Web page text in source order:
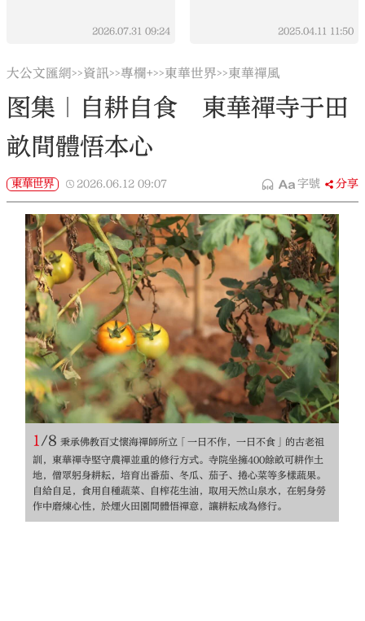
2026.07.31 09:24 2025.04.11 11:50
大公文匯網>>資訊>>專欄+>>東華世界>>東華禪風
图集｜自耕自食 東華禪寺于田
畝間體悟本心
東華世界 2026.06.12 09:07 字號 分享
1/8 秉承佛教百丈懷海禪師所立「一日不作，一日不食」的古老祖
訓，東華禪寺堅守農禪並重的修行方式。寺院坐擁400餘畝可耕作土
地，僧眾躬身耕耘，培育出番茄、冬瓜、茄子、捲心菜等多樣蔬果。
自給自足，食用自種蔬菜、自榨花生油，取用天然山泉水，在躬身勞
作中磨煉心性，於煙火田園間體悟禪意，讓耕耘成為修行。